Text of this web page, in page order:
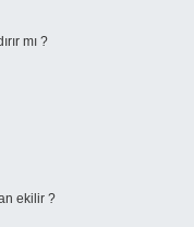
mı ?
ekilir ?